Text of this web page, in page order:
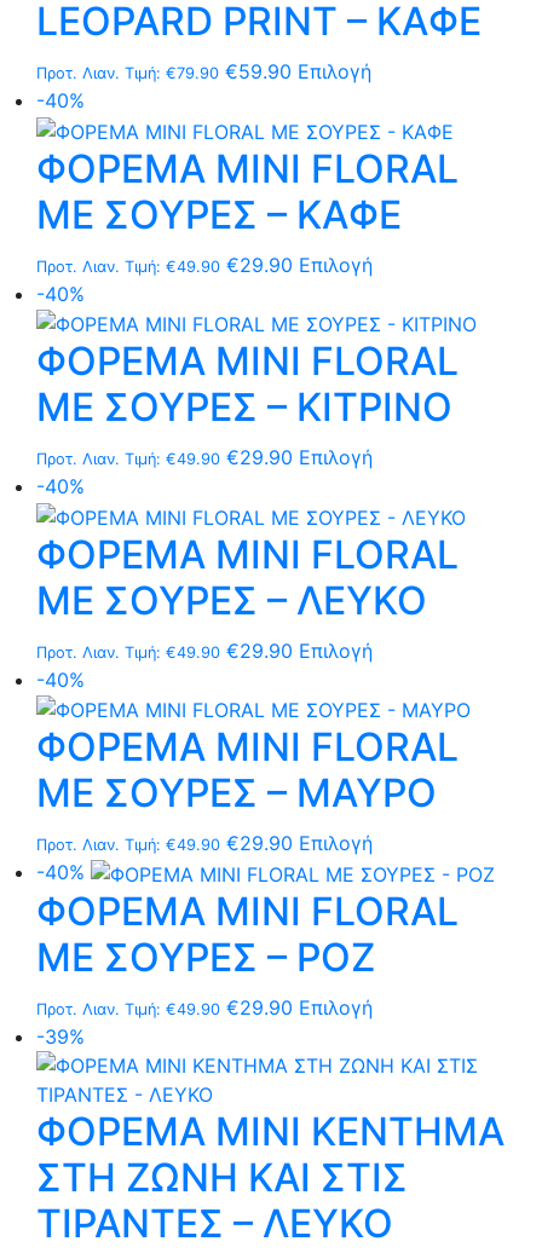
στη
σελίδα
Οι
επιλεγούν
στη
σελίδα
του
LEOPARD PRINT – ΚΑΦΕ
Προτ. Λιαν. Τιμή: €79.90 €59.90 ΕπιλογήΑυτό
προϊόν
έχει
πολλαπλές
παραλλαγές.
επιλογές
να
επιλεγούν
στη
σελίδα
προϊόντος
-40%
ΦΟΡΕΜΑ MΙNI FLORAL
ΜΕ ΣΟΥΡΕΣ – ΚΑΦΕ
Προτ. Λιαν. Τιμή: €49.90 €29.90 ΕπιλογήΑυτό
προϊόν
έχει
πολλαπλές
παραλλαγές.
επιλογές
να
επιλεγούν
στη
σελίδα
προϊόντος
-40%
ΦΟΡΕΜΑ MΙNI FLORAL
ΜΕ ΣΟΥΡΕΣ – ΚΙΤΡΙΝΟ
Προτ. Λιαν. Τιμή: €49.90 €29.90 ΕπιλογήΑυτό
προϊόν
έχει
πολλαπλές
παραλλαγές.
επιλογές
να
επιλεγούν
στη
σελίδα
προϊόντος
-40%
ΦΟΡΕΜΑ MΙNI FLORAL
ΜΕ ΣΟΥΡΕΣ – ΛΕΥΚΟ
Προτ. Λιαν. Τιμή: €49.90 €29.90 ΕπιλογήΑυτό
προϊόν
έχει
πολλαπλές
παραλλαγές.
επιλογές
μπορούν
να
επιλεγούν
στη
του
προϊόντος
-40%
ΦΟΡΕΜΑ MΙNI FLORAL
ΜΕ ΣΟΥΡΕΣ – ΜΑΥΡΟ
Προτ. Λιαν. Τιμή: €49.90 €29.90 ΕπιλογήΑυτό
το
προϊόν
έχει
Οι
μπορούν
επιλεγούν
στη
σελίδα
του
-40%
ΦΟΡΕΜΑ MΙNI FLORAL
ΜΕ ΣΟΥΡΕΣ – ΡΟΖ
Προτ. Λιαν. Τιμή: €49.90 €29.90 ΕπιλογήΑυτό
προϊόν
πολλαπλές
παραλλαγές.
Οι
επιλογές
μπορούν
-39%
ΦΟΡΕΜΑ MΙNI ΚΕΝΤΗΜΑ
ΣΤΗ ΖΩΝΗ ΚΑΙ ΣΤΙΣ
ΤΙΡΑΝΤΕΣ – ΛΕΥΚΟ